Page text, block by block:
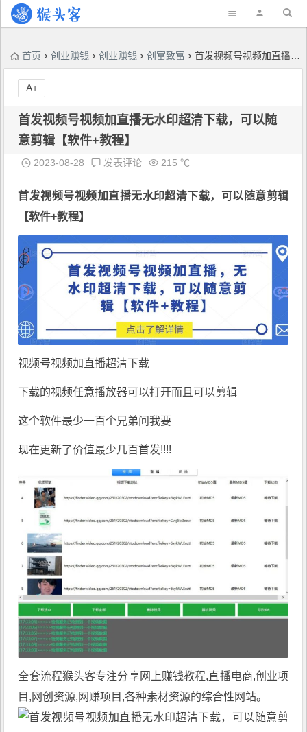
首页 创业赚钱 创业赚钱 创富致富 首发视频号视频加直播无水印超清下载，可以随意剪辑【软件+教程】
首发视频号视频加直播无水印超清下载，可以随
意剪辑【软件+教程】
2023-08-28 发表评论 215 ℃
首发视频号视频加直播无水印超清下载，可以随意剪辑
【软件+教程】
视频号视频加直播超清下载
下载的视频任意播放器可以打开而且可以剪辑
这个软件最少一百个兄弟问我要
现在更新了价值最少几百首发!!!!
全套流程猴头客专注分享网上赚钱教程,直播电商,创业项
目,网创资源, 网赚项目 ,各种素材资源的综合性网站。
A+